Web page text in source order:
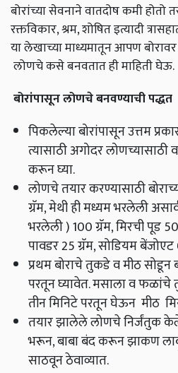
बोरांच्या सेवनाने वातदोष कमी
रक्तविकार, श्रम, शोषित इत्यादी
या लेखाच्या माध्यमातून आपण
लोणचे कसे बनवतात ही माहिती घेऊ.
बोरांपासून लोणचे बनवण्याची पद्धत
पिकलेल्या बोरांपासून उत्तम
त्यासाठी अगोदर
करून घ्या.
लोणचे तयार करण्यासाठी
ग्रॅम, मेथी ही मध्यम भरलेली
भरलेली ) 100 ग्रॅम, मिरची पूड
पावडर 25 ग्रॅम, सोडियम
प्रथम बोराचे तुकडे व मीठ सोडून
परतून घ्यावेत. मसाला व फळांचे
तीन मिनिटे परतून घेऊन मीठ
तयार झालेले लोणचे निर्जंतुक
भरून, बाबा बंद करून झाकण
साठवून ठेवाव्यात.